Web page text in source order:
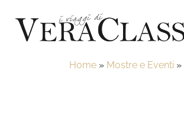
Home » Mostre e Eventi »